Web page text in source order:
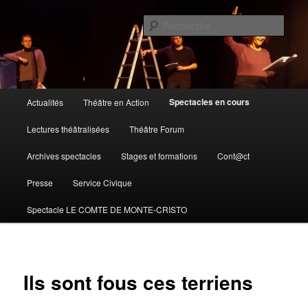
Théâtre en action
principal
Aller
au
contenu
Actualités Théâtre en Action Spectacles en cours
Lectures théâtralisées Théâtre Forum
Archives spectacles Stages et formations Cont@ct
Presse Service Civique
Spectacle LE COMTE DE MONTE-CRISTO
Ils sont fous ces terriens